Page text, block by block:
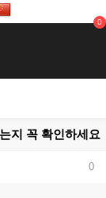
0
지 꼭 확인하세요
0